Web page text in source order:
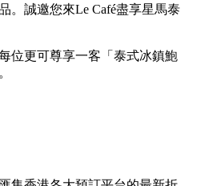
。誠邀您來Le Café盡享星馬泰
位更可尊享一客「泰式冰鎮鮑